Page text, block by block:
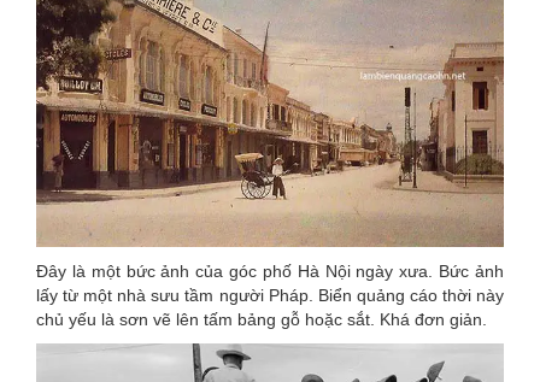
Đây là một bức ảnh của góc phố Hà Nội ngày xưa. Bức ảnh
lấy từ một nhà sưu tầm người Pháp. Biển quảng cáo thời này
chủ yếu là sơn vẽ lên tấm bảng gỗ hoặc sắt. Khá đơn giản.